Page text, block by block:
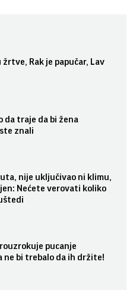
žrtve, Rak je papučar, Lav
da traje da bi žena
znali
nije uključivao ni klimu,
Nećete verovati koliko
pucanje
ne bi trebalo da ih držite!